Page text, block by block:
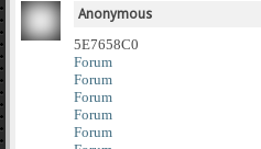
Anonymous
5E7658C0
Forum
Forum
Forum
Forum
Forum